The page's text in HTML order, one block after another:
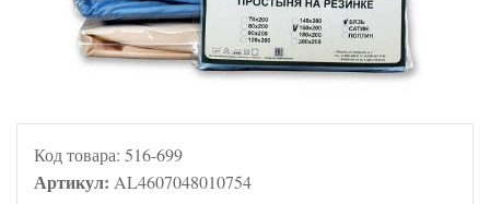
Код товара: 516-699
Артикул: AL4607048010754